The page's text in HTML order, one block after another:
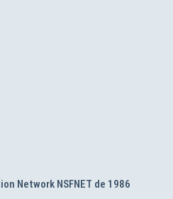
Network NSFNET de 1986